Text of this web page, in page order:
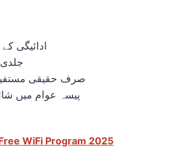
ادائیگی
صرف حقیقی مستفید
پیسہ عوام میں
WiFi Program 2025